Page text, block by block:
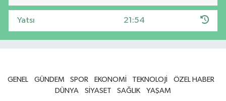
Yatsı 21:54
GENEL GÜNDEM SPOR EKONOMİ TEKNOLOJİ
ÖZEL HABER
DÜNYA
SİYASET SAĞLIK YAŞAM